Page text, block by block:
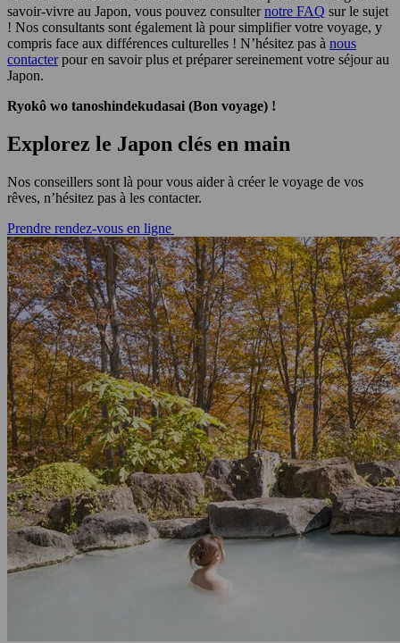
savoir-vivre au Japon, vous pouvez consulternotre FAQ sur le sujet
! Nos consultants sont également là pour simplifier votre voyage, y
compris face aux différences culturelles ! N’hésitez pas à nous
contacterpour en savoir plus et préparer sereinement votre séjour au
Japon.
Ryokô wo tanoshindekudasai (Bon voyage) !
Explorez le Japon clés en main
Nos conseillers sont là pour vous aider à créer le voyage de vos
rêves, n’hésitez pas à les contacter.
Prendre rendez-vous en ligne